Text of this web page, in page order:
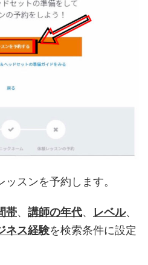
スンを予約します。
帯、 講師の年代、 レベル、
ネス経験を検索条件に設定